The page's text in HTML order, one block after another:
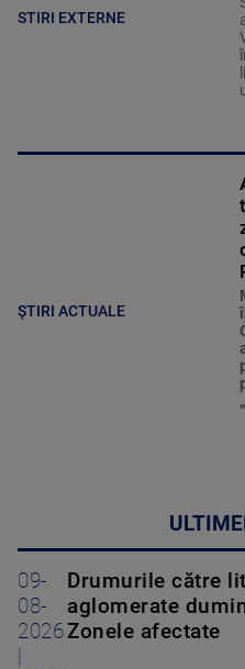
STIRI EXTERNE
ȘTIRI ACTUALE
09-
08-
2026
Drumurile către
aglomerate
Zonele afectate